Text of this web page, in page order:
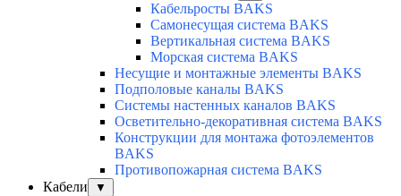
Кабельросты BAKS
Самонесущая система BAKS
Вертикальная система BAKS
Морская система BAKS
Несущие и монтажные элементы BAKS
Подполовые каналы BAKS
Системы настенных каналов BAKS
Осветительно-декоративная система BAKS
Конструкции для монтажа фотоэлементов
BAKS
Противопожарная система BAKS
Кабели
▼